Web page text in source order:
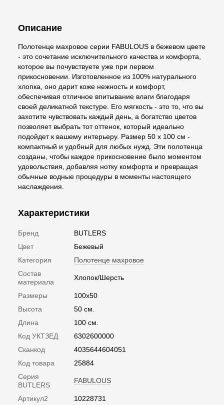
Описание
Полотенце махровое серии FABULOUS в бежевом цвете
- это сочетание исключительного качества и комфорта,
которое вы почувствуете уже при первом
прикосновении. Изготовленное из 100% натурального
хлопка, оно дарит коже нежность и комфорт,
обеспечивая отличное впитывание влаги благодаря
своей деликатной текстуре. Его мягкость - это то, что вы
захотите чувствовать каждый день, а богатство цветов
позволяет выбрать тот оттенок, который идеально
подойдет к вашему интерьеру. Размер 50 х 100 см -
компактный и удобный для любых нужд. Эти полотенца
созданы, чтобы каждое прикосновение было моментом
удовольствия, добавляя нотку комфорта и превращая
обычные водные процедуры в моменты настоящего
наслаждения.
Характеристики
Бренд
BUTLERS
Цвет
Бежевый
Категория
Полотенце махровое
Состав
материала
Хлопок/Шерсть
Размеры
100х50
Высота
50 см.
Длина
100 см.
Код УКТЗЕД
6302600000
Сканкод
4035644604051
Код товара
25884
Серия
BUTLERS
FABULOUS
Артикул2 10228731